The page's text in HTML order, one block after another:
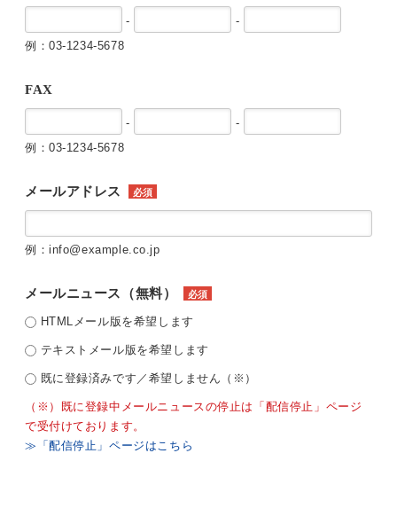
-
-
例：03-1234-5678
FAX
-
-
例：03-1234-5678
メールアドレス 必須
例：info@example.co.jp
メールニュース（無料） 必須
HTMLメール版を希望します
テキストメール版を希望します
既に登録済みです／希望しません（※）
（※）既に登録中メールニュースの停止は「配信停止」ページ
で受付けております。
≫「配信停止」ページはこちら